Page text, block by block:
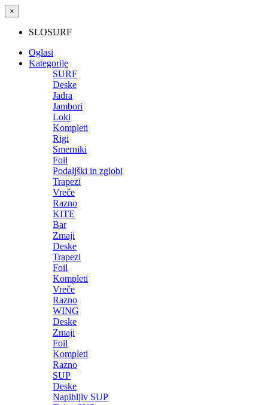
×
SLOSURF
Oglasi
Kategorije
SURF
Deske
Jadra
Jambori
Loki
Kompleti
Rigi
Smerniki
Foil
Podaljški in zglobi
Trapezi
Vreče
Razno
KITE
Bar
Zmaji
Deske
Trapezi
Foil
Kompleti
Vreče
Razno
WING
Deske
Zmaji
Foil
Kompleti
Razno
SUP
Deske
Napihljiv SUP